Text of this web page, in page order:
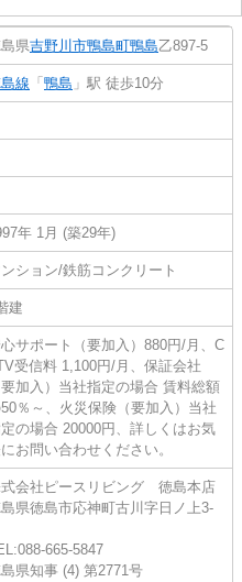
県吉野川市鴨島町鴨島乙897-5
線 「 鴨島 」駅 徒歩10分
年 1月 (築29年)
ション/鉄筋コンクリート
建
サポート（要加入）880円/月、C
受信料 1,100円/月、保証会社
要加入）当社指定の場合 賃料総額
％～、火災保険（要加入）当社
の場合 20000円、詳しくはお気
お問い合わせください。
会社ピースリビング 徳島本店
県徳島市応神町古川字日ノ上3-
665-5847
県知事 (4) 第2771号